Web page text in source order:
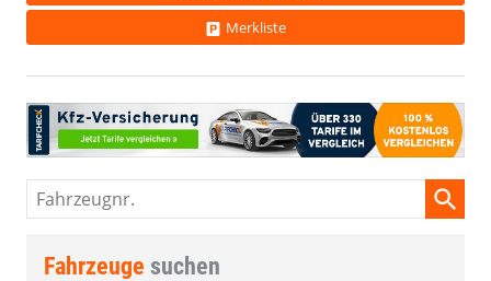
Merkliste
Fahrzeugnr.
Fahrzeuge suchen